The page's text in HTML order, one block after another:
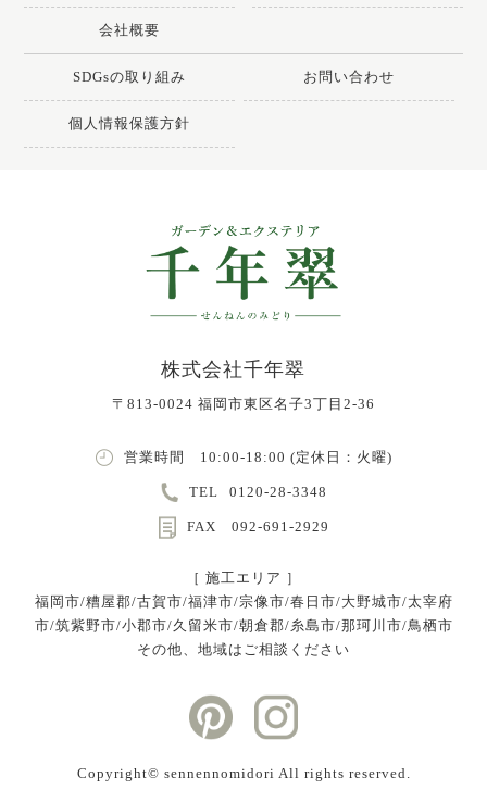
会社概要
SDGsの取り組み お問い合わせ
個人情報保護方針
株式会社千年翠
〒813-0024 福岡市東区名子3丁目2-36
営業時間 10:00-18:00 (定休日：火曜)
TEL 0120-28-3348
FAX 092-691-2929
［ 施工エリア ］
福岡市/糟屋郡/古賀市/福津市/宗像市/春日市/大野城市/太宰府
市/筑紫野市/小郡市/久留米市/朝倉郡/糸島市/那珂川市/鳥栖市
その他、地域はご相談ください
Copyright©︎ sennennomidori All rights reserved.